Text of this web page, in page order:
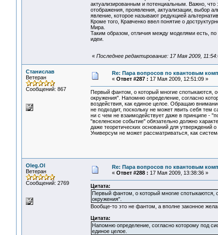
актуализированным и потенциальным. Важно, что
отображения, проявления, актуализации, выбор
явление, которое называют редукцией
Кроме того, Кравченко ввел понятие о
Мира.
Таким образом, отличия между моделями есть,
идеи.
« Последнее редактирование: 17 Мая 2009,
Станислав
Ветеран
Сообщений: 867
Re: Пара вопросов по квантовым
« Ответ #287 : 17 Мая 2009, 12:51:09 »
Первый фантом, о который многие спотыкаются,
окружения". Напомню определение, согласно
воздействия, как единое целое. Обращаю
не подходит, поскольку не может явить себя
ни с чем не взаимодействует даже в принципе -
"вселенское событие" обязательно должно
даже теоретических оснований для утверждений
Универсум не может рассматриваться, как
Oleg.Ol
Ветеран
Сообщений: 2769
Re: Пара вопросов по квантовым
« Ответ #288 : 17 Мая 2009, 13:38:36 »
Цитата:
Первый фантом, о который многие спотыкаются,
окружения".
Вообще-то это не фантом, а вполне законное
Цитата:
Напомню определение, согласно которому под
единое целое.